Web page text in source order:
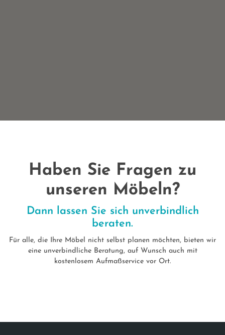
Haben Sie Fragen zu
unseren Möbeln?
Dann lassen Sie sich unverbindlich
beraten.
Für alle, die Ihre Möbel nicht selbst planen möchten, bieten wir
eine unverbindliche Beratung, auf Wunsch auch mit
kostenlosem Aufmaßservice vor Ort.